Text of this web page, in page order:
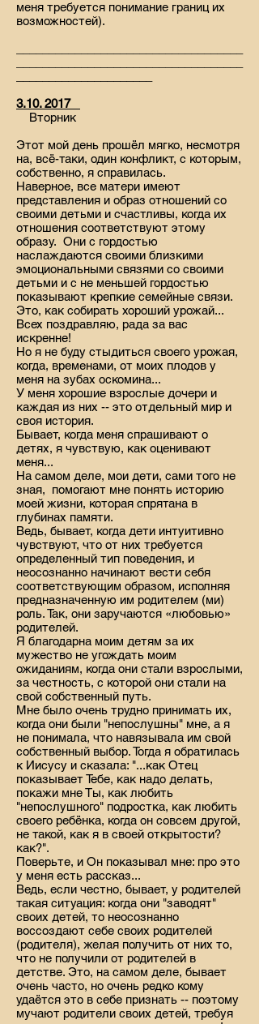
меня требуется понимание границ их
возможностей).
3.10. 2017
Вторник
Этот мой день прошёл мягко, несмотря
на, всё-таки, один конфликт, с которым,
собственно, я справилась.
Наверное, все матери имеют
представления и образ отношений со
своими детьми и счастливы, когда их
отношения соответствуют этому
образу. Они с гордостью
наслаждаются своими близкими
эмоциональными связями со своими
детьми и с не меньшей гордостью
показывают крепкие семейные связи.
Это, как собирать хороший урожай...
Всех поздравляю, рада за вас
искренне!
Но я не буду стыдиться своего урожая,
когда, временами, от моих плодов у
меня на зубах оскомина...
У меня хорошие взрослые дочери и
каждая из них -- это отдельный мир и
своя история.
Бывает, когда меня спрашивают о
детях, я чувствую, как оценивают
меня...
На самом деле, мои дети, сами того не
зная, помогают мне понять историю
моей жизни, которая спрятана в
глубинах памяти.
Ведь, бывает, когда дети интуитивно
чувствуют, что от них требуется
определенный тип поведения, и
неосознанно начинают вести себя
соответствующим образом, исполняя
предназначенную им родителем (ми)
роль. Так, они заручаются «любовью»
родителей.
Я благодарна моим детям за их
мужество не угождать моим
ожиданиям, когда они стали взрослыми,
за честность, с которой они стали на
свой собственный путь.
Мне было очень трудно принимать их,
когда они были "непослушны" мне, а я
не понимала, что навязывала им свой
собственный выбор. Тогда я обратилась
к Иисусу и сказала: "...как Отец
показывает Тебе, как надо делать,
покажи мне Ты, как любить
"непослушного" подростка, как любить
своего ребёнка, когда он совсем другой,
не такой, как я в своей открытости?
как?".
Поверьте, и Он показывал мне: про это
у меня есть рассказ...
Ведь, если честно, бывает, у родителей
такая ситуация: когда они "заводят"
своих детей, то неосознанно
воссоздают себе своих родителей
(родителя), желая получить от них то,
что не получили от родителей в
детстве. Это, на самом деле, бывает
очень часто, но очень редко кому
удаётся это в себе признать -- поэтому
мучают родители своих детей, требуя